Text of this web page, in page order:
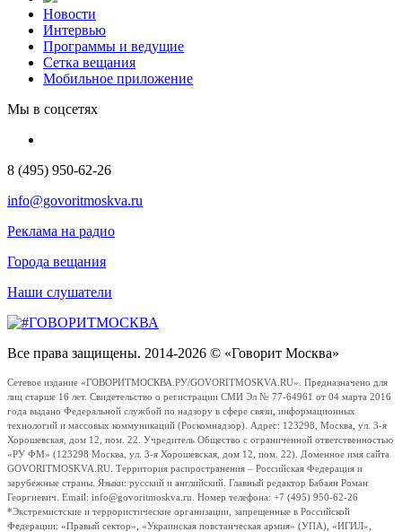
Новости
Интервью
Программы и ведущие
Сетка вещания
Мобильное приложение
Мы в соцсетях
8 (495) 950-62-26
info@govoritmoskva.ru
Реклама на радио
Города вещания
Наши слушатели
Все права защищены. 2014-2026 © «Говорит Москва»
Сетевое издание «ГОВОРИТМОСКВА.РУ/GOVORITMOSKVA.RU». Предназначено для
лиц старше 16 лет. Свидетельство о регистрации СМИ Эл № 77-64961 от 04 марта 2016
года выдано Федеральной службой по надзору в сфере связи, информационных
технологий и массовых коммуникаций (Роскомнадзор). Адрес: 123298, Москва, ул. 3-я
Хорошевская, дом 12, пом. 22. Учредитель Общество с ограниченной ответственностью
«РУ ФМ» (123298 Москва, ул. 3-я Хорошевская, дом 12, пом. 22). Доменное имя сайта
GOVORITMOSKVA.RU. Территория распространения – Российская Федерация и
зарубежные страны. Языки: русский и английский. Главный редактор Бабаян Роман
Георгиевич. Email: info@govoritmoskva.ru. Номер телефона: +7 (495) 950-62-26
*Экстремистские и террористические организации, запрещенные в Российской
Федерации: «Правый сектор», «Украинская повстанческая армия» (УПА), «ИГИЛ»,